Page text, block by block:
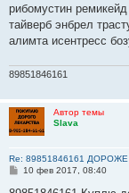
и
е
рибомустин
тайверб энбрел
алимта исентресс
89851846161
Автор темы
Slava
Re: 89851846161
С
о
10 фев 2017, 08:40